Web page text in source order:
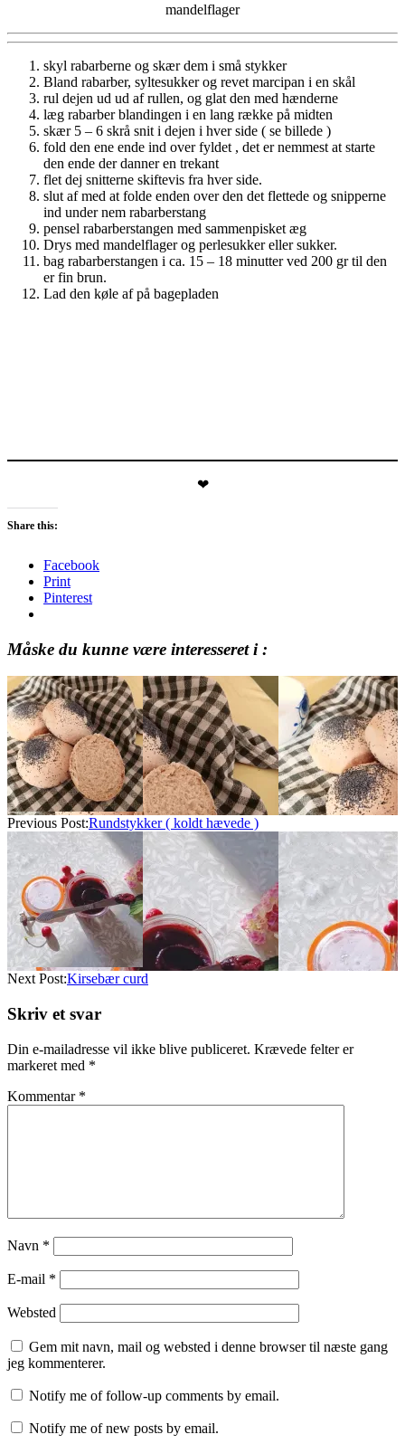
mandelflager
skyl rabarberne og skær dem i små stykker
Bland rabarber, syltesukker og revet marcipan i en skål
rul dejen ud ud af rullen, og glat den med hænderne
læg rabarber blandingen i en lang række på midten
skær 5 – 6 skrå snit i dejen i hver side ( se billede )
fold den ene ende ind over fyldet , det er nemmest at starte
den ende der danner en trekant
flet dej snitterne skiftevis fra hver side.
slut af med at folde enden over den det flettede og snipperne
ind under nem rabarberstang
pensel rabarberstangen med sammenpisket æg
Drys med mandelflager og perlesukker eller sukker.
bag rabarberstangen i ca. 15 – 18 minutter ved 200 gr til den
er fin brun.
Lad den køle af på bagepladen
❤
Share this:
Facebook
Print
Pinterest
Måske du kunne være interesseret i :
2026-
07-
11
Previous Post:Rundstykker ( koldt hævede )
Next Post:Kirsebær curd
Skriv et svar
Din e-mailadresse vil ikke blive publiceret. Krævede felter er
markeret med *
Kommentar *
Navn *
E-mail *
Websted
Gem mit navn, mail og websted i denne browser til næste gang
jeg kommenterer.
Notify me of follow-up comments by email.
Notify me of new posts by email.